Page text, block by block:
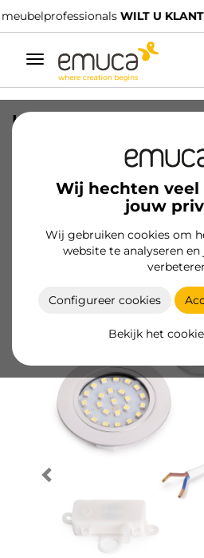
We hebben gespecialiseerde
Umschaltbare
Navigation
Wij hechten veel
jouw
Wij gebruiken cookies om
website te analyseren
Configureer cookies
Bekijk het
LED inbouwspot Crux-
50Hz), zonder
6.000K, Plastic, Grijs
5915225/ EAN
Klant